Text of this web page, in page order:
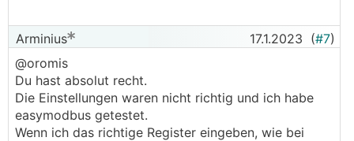
Arminius 17.1.2023 (#7)
@oromis
Du hast absolut recht.
Die Einstellungen waren nicht richtig und ich habe
easymodbus getestet.
Wenn ich das richtige Register eingeben, wie bei